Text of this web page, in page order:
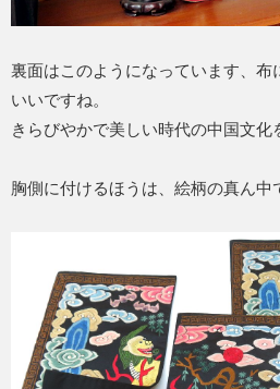
裏面はこのようになっています、布
いいですね。
きらびやかで美しい時代の中国文化
胸側に付けるほうは、絵柄の真ん中